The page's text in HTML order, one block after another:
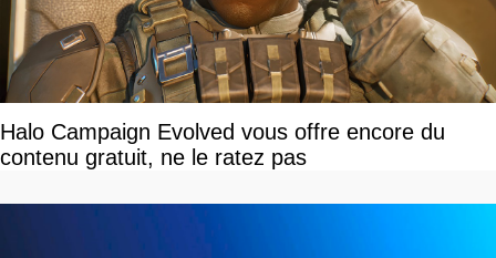
Halo Campaign Evolved vous offre encore du
contenu gratuit, ne le ratez pas